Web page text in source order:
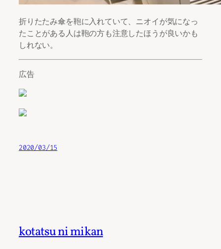
折りたたみ傘を鞄に入れていて、ニオイが気になっ
たことがある人は鞄の方も注意したほうが良いかも
しれない。
広告
2020/03/15
kotatsu ni mikan